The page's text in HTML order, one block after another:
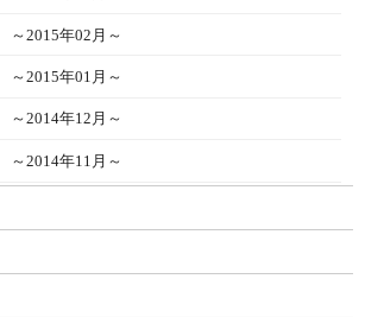
2015年02月～
2015年01月～
2014年12月～
2014年11月～